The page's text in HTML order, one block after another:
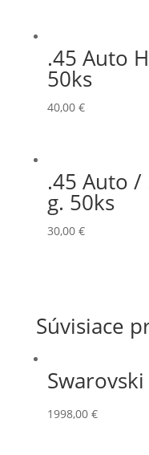
.45 Auto
50ks
40,00 €
.45 Auto /
g. 50ks
30,00 €
Súvisiace
1998,00 €